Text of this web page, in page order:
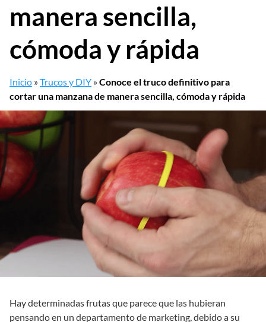
manera sencilla,
cómoda y rápida
Inicio »Trucos y DIY »Conoce el truco definitivo para
cortar una manzana de manera sencilla, cómoda y rápida
Hay determinadas frutas que parece que las hubieran
pensando en un departamento de marketing, debido a su